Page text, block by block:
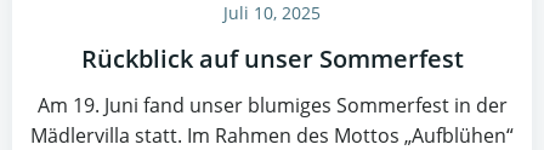
Juli 10, 2025
Rückblick auf unser Sommerfest
Am 19. Juni fand unser blumiges Sommerfest in der
Mädlervilla statt. Im Rahmen des Mottos „Aufblühen“